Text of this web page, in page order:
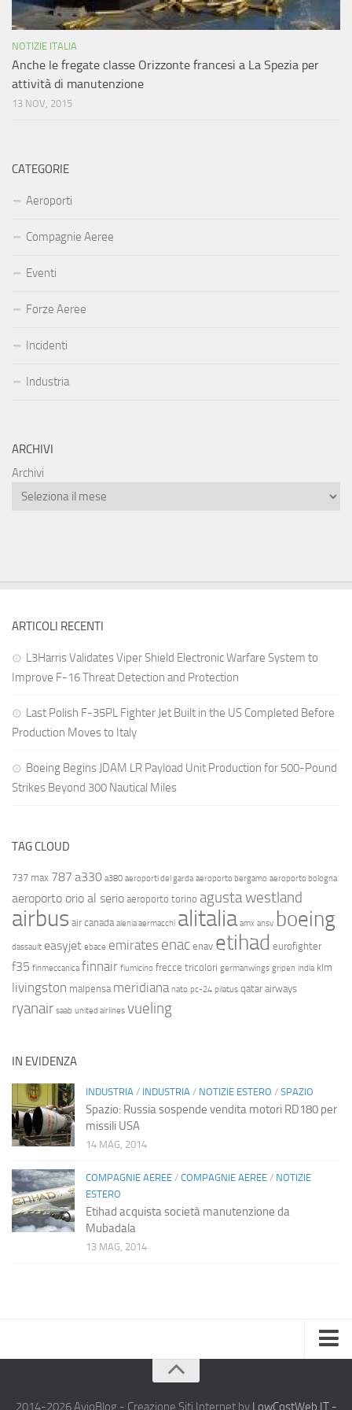
NOTIZIE ITALIA
Anche le fregate classe Orizzonte francesi a La Spezia per
attività di manutenzione
13 NOV, 2015
CATEGORIE
Aeroporti
Compagnie Aeree
Eventi
Forze Aeree
Incidenti
Industria
ARCHIVI
Archivi
ARTICOLI RECENTI
L3Harris Validates Viper Shield Electronic Warfare System to
Improve F-16 Threat Detection and Protection
Last Polish F-35PL Fighter Jet Built in the US Completed Before
Production Moves to Italy
Boeing Begins JDAM LR Payload Unit Production for 500-Pound
Strikes Beyond 300 Nautical Miles
TAG CLOUD
737 max 787 a330 a380 aeroporti del garda aeroporto bergamo aeroporto bologna
aeroporto orio al serio aeroporto torino agusta westland
airbus air canada alenia aermacchi alitalia amx ansv boeing
dassault easyjet ebace emirates enac enav etihad eurofighter
f35 finmeccanica finnair fiumicino frecce tricolori germanwings gripen india klm
livingston malpensa meridiana nato pc-24 pilatus qatar airways
ryanair saab united airlines vueling
IN EVIDENZA
INDUSTRIA / INDUSTRIA / NOTIZIE ESTERO / SPAZIO
Spazio: Russia sospende vendita motori RD180 per
missili USA
14 MAG, 2014
COMPAGNIE AEREE / COMPAGNIE AEREE / NOTIZIE
ESTERO
Etihad acquista società manutenzione da
Mubadala
13 MAG, 2014
Chi Siamo
2014-2026 AvioBlog - Creazione Siti Internet by LowCostWeb.IT -